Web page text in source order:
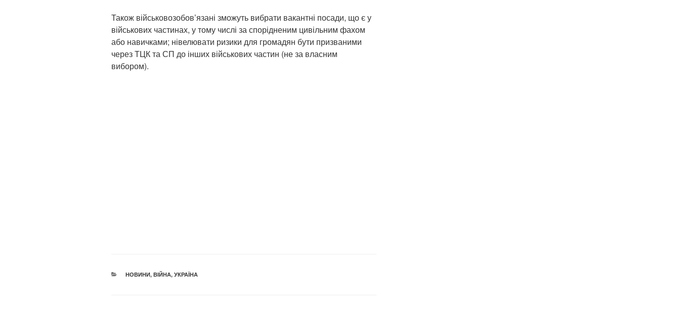
Також військовозобов’язані зможуть вибрати вакантні посади, що є у
військових частинах, у тому числі за спорідненим цивільним фахом
або навичками; нівелювати ризики для громадян бути призваними
через ТЦК та СП до інших військових частин (не за власним
вибором).
КАТЕГОРІЇ
НОВИНИ, ВІЙНА, УКРАЇНА